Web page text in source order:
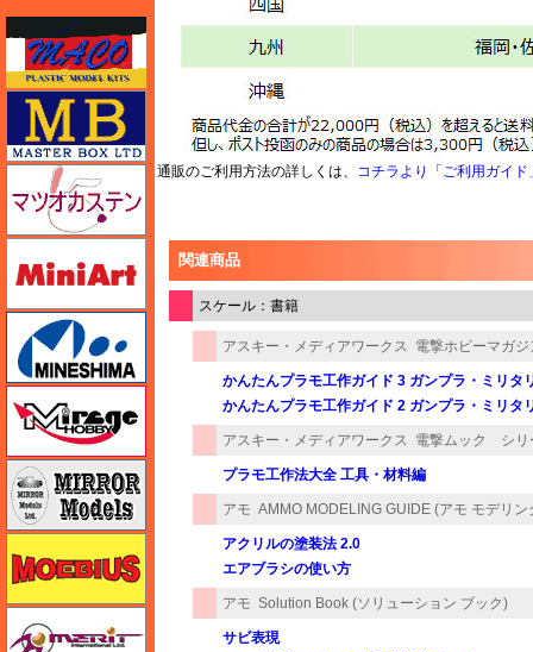
通販のご利用方法の詳しくは、 コチラより「ご利用ガイド
関連商品
スケール：書籍
アスキー・メディアワークス 電撃ホビーマガ
かんたんプラモ工作ガイド 3 ガンプラ・ミリタ
かんたんプラモ工作ガイド 2 ガンプラ・ミリタ
アスキー・メディアワークス 電撃ムック シリ
プラモ工作法大全 工具・材料編
アモ AMMO MODELING GUIDE (アモ モデリン
アクリルの塗装法 2.0
エアブラシの使い方
アモ Solution Book (ソリューション ブック)
サビ表現
マスターボックス
マツオカステン
ミニアート
ミネシマ
ミラージュホビー
ミラーモデルズ
メリットインターナショナル